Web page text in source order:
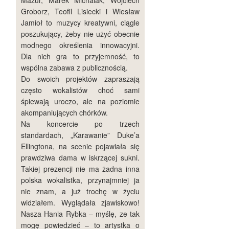
Groborz, Teofil Lisiecki i Wiesław
Jamioł to muzycy kreatywni, ciągle
poszukujący, żeby nie użyć obecnie
modnego określenia innowacyjni.
Dla nich gra to przyjemność, to
wspólna zabawa z publicznością.
Do swoich projektów zapraszają
często wokalistów choć sami
śpiewają uroczo, ale na poziomie
akompaniujących chórków.
Na koncercie po trzech
standardach, „Karawanie” Duke’a
Ellingtona, na scenie pojawiała się
prawdziwa dama w iskrzącej sukni.
Takiej prezencji nie ma żadna inna
polska wokalistka, przynajmniej ja
nie znam, a już trochę w życiu
widziałem. Wyglądała zjawiskowo!
Nasza Hania Rybka – myślę, ze tak
mogę powiedzieć – to artystka o